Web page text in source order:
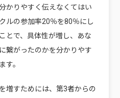
かりやすく伝えなくてはい
ルの参加率20％を80％にし
とで、具体性が増し、あな
繋がったのかを分かりやす
す。
増すためには、第3者からの